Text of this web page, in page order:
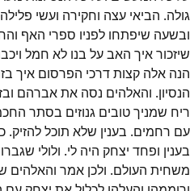
גולה. הביאי עצה וחקירה ועשי
ובשעה שיפתחו לפניו ספרי האף
שיזכור איך האב על בנו לא חמל
הנה אלה קצות דרכי הפרסום איך
הנסיון. והאלהים נסה את אברהם
ריח שמניך טובים גנוזים בסתר
עם רחמים. בענין שלא תוכל להזיק.
בענין ופחד יצחק היה לי. ולולי
משחית העולם. ולכן אמר